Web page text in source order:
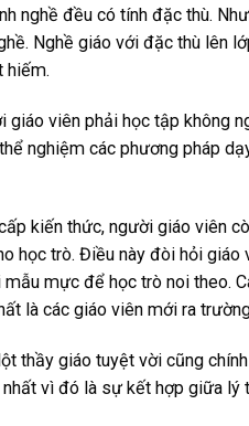
nghề đều có tính đặc thù.
Nghề giáo với đặc thù lên
hiếm.
giáo viên phải học tập không
nghiệm các phương pháp
kiến thức, người giáo viên
học trò. Điều này đòi hỏi
mực để học trò noi theo.
là các giáo viên mới ra
thầy giáo tuyệt vời cũng
vì đó là sự kết hợp giữa lý